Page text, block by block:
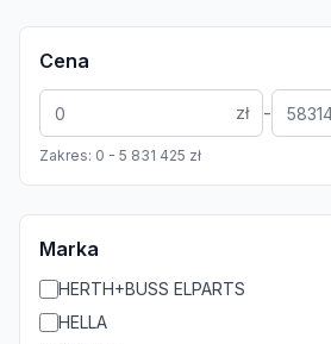
Cena
zł -
Zakres: 0 - 5 831 425 zł
Marka
HERTH+BUSS ELPARTS
HELLA